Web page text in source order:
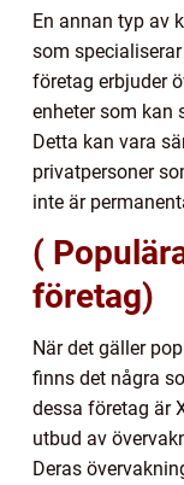
En annan typ av
som
företag erbjuder
enheter som kan
Detta kan vara
privatpersoner
inte är
(
företag)
När det gäller
finns det några
dessa företag är
utbud av
Deras